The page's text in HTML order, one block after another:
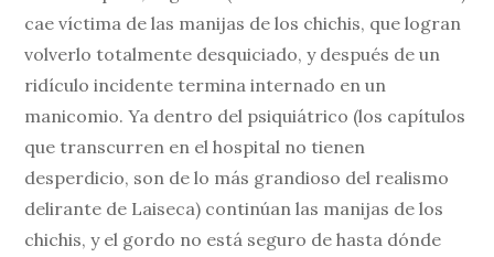
cae víctima de las manijas de los chichis, que logran
volverlo totalmente desquiciado, y después de un
ridículo incidente termina internado en un
manicomio. Ya dentro del psiquiátrico (los capítulos
que transcurren en el hospital no tienen
desperdicio, son de lo más grandioso del realismo
delirante de Laiseca) continúan las manijas de los
chichis, y el gordo no está seguro de hasta dónde